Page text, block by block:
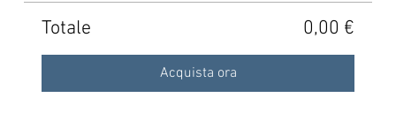
Totale 0,00 €
Acquista ora